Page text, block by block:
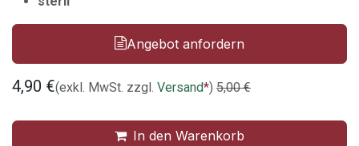
Angebot anfordern
4,90 €(exkl. MwSt. zzgl. Versand*) 5,00€
In den Warenkorb